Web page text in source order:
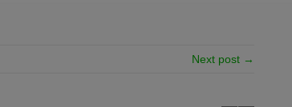
Next post →